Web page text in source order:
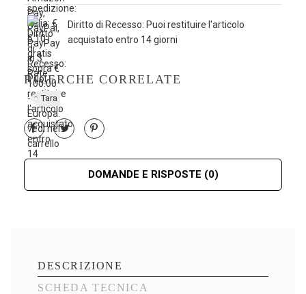
Diritto di Recesso: Puoi restituire l'articolo
acquistato entro 14 giorni
RICERCHE CORRELATE
Tara
DOMANDE E RISPOSTE (0)
DESCRIZIONE
SCHEDA TECNICA